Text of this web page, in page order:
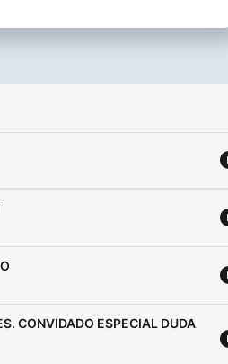
CONVIDADO ESPECIAL DUDA